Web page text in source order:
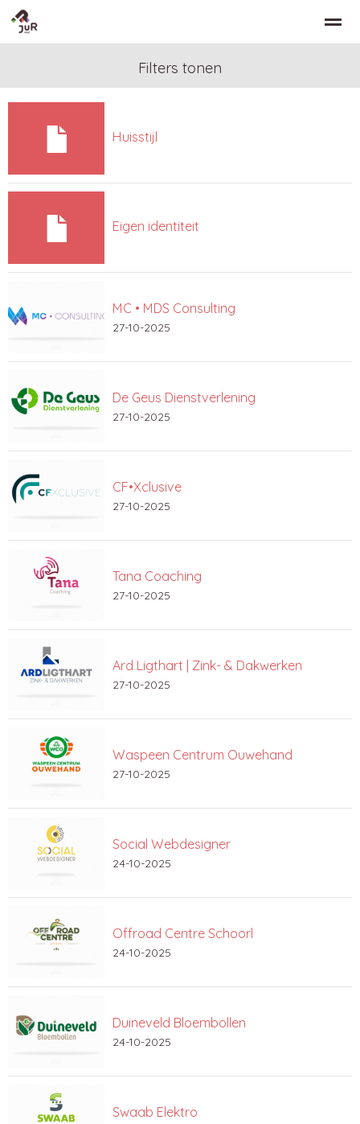
Home
Filters tonen
Huisstijl
Eigen identiteit
MC • MDS Consulting
27-10-2025
De Geus Dienstverlening
27-10-2025
CF•Xclusive
27-10-2025
Tana Coaching
27-10-2025
Ard Ligthart | Zink- & Dakwerken
27-10-2025
Waspeen Centrum Ouwehand
27-10-2025
Social Webdesigner
24-10-2025
Offroad Centre Schoorl
24-10-2025
Duineveld Bloembollen
24-10-2025
Swaab Elektro